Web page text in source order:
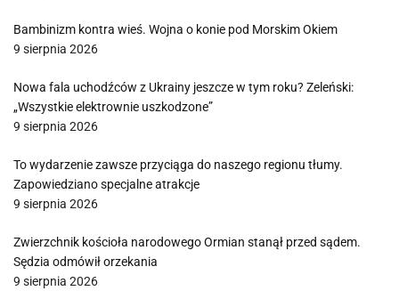
Bambinizm kontra wieś. Wojna o konie pod Morskim Okiem
9 sierpnia 2026
Nowa fala uchodźców z Ukrainy jeszcze w tym roku? Zeleński:
„Wszystkie elektrownie uszkodzone”
9 sierpnia 2026
To wydarzenie zawsze przyciąga do naszego regionu tłumy.
Zapowiedziano specjalne atrakcje
9 sierpnia 2026
Zwierzchnik kościoła narodowego Ormian stanął przed sądem.
Sędzia odmówił orzekania
9 sierpnia 2026